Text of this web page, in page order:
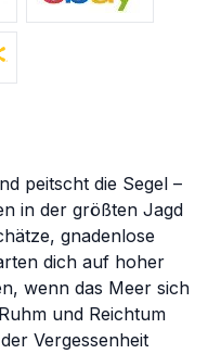
peitscht die Segel –
in der größten Jagd
gnadenlose
dich auf hoher
wenn das Meer sich
und Reichtum
Vergessenheit